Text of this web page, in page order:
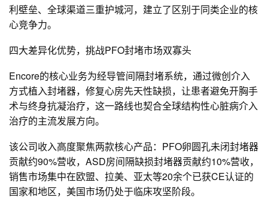
利壁垒、全球渠道三重护城河，建立了区别于同类企业的核
心竞争力。
四大差异化优势，挑战PFO封堵市场双寡头
Encore的核心业务为经导管间隔封堵系统，通过微创介入
方式植入封堵器，修复心房先天性缺损，让患者避免开胸手
术与终身抗凝治疗，这一路线也契合全球结构性心脏病介入
治疗的主流发展方向。
该公司收入高度聚焦两款核心产品：PFO卵圆孔未闭封堵器
贡献约90%营收，ASD房间隔缺损封堵器贡献约10%营收，
销售市场集中在欧盟、拉美、亚太等20余个已获CE认证的
国家和地区，美国市场仍处于临床攻坚阶段。